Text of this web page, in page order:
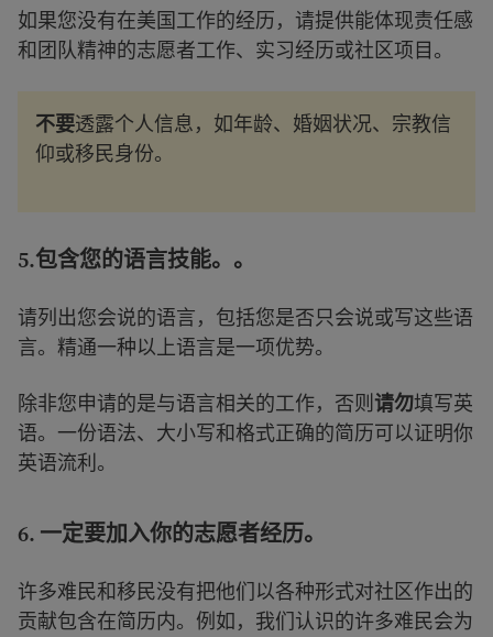
如果您没有在美国工作的经历，请提供能体现责任感
和团队精神的志愿者工作、实习经历或社区项目。
不要透露个人信息，如年龄、婚姻状况、宗教信
仰或移民身份。
5.包含您的语言技能。 。
请列出您会说的语言，包括您是否只会说或写这些语
言。精通一种以上语言是一项优势。
除非您申请的是与语言相关的工作，否则 请勿填写英
语。一份语法、大小写和格式正确的简历可以证明你
英语流利。
6. 一定要加入你的志愿者经历。
许多难民和移民没有把他们以各种形式对社区作出的
贡献包含在简历内。例如，我们认识的许多难民会为